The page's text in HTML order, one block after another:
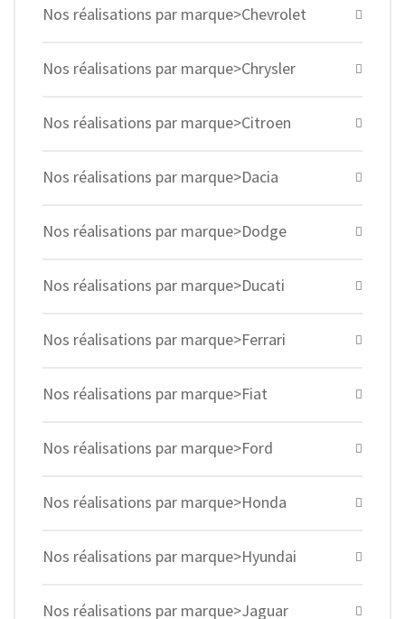
Nos réalisations par marque>Chevrolet
Nos réalisations par marque>Chrysler
Nos réalisations par marque>Citroen
Nos réalisations par marque>Dacia
Nos réalisations par marque>Dodge
Nos réalisations par marque>Ducati
Nos réalisations par marque>Ferrari
Nos réalisations par marque>Fiat
Nos réalisations par marque>Ford
Nos réalisations par marque>Honda
Nos réalisations par marque>Hyundai
Nos réalisations par marque>Jaguar